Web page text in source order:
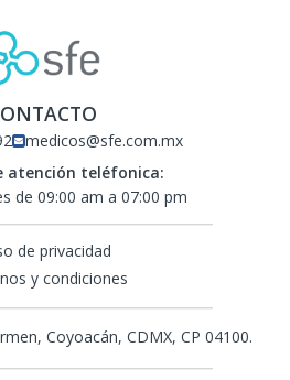
medicos@sfe.com.mx
atención teléfonica:
de 09:00 am a 07:00 pm
de privacidad
y condiciones
Coyoacán, CDMX, CP 04100.